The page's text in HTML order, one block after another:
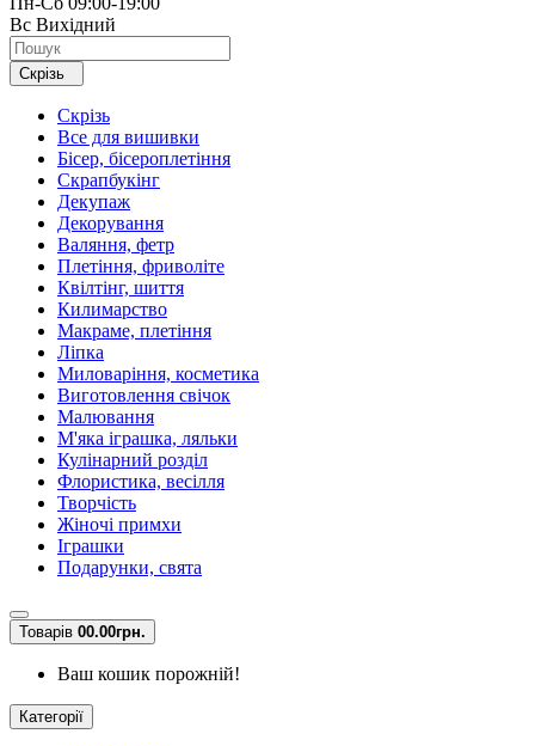
Вс Вихідний
Скрізь
Скрізь
Все для вишивки
Бісер, бісероплетіння
Скрапбукінг
Декупаж
Декорування
Валяння, фетр
Плетіння, фриволіте
Квілтінг, шиття
Килимарство
Макраме, плетіння
Ліпка
Миловаріння, косметика
Виготовлення свічок
Малювання
М'яка іграшка, ляльки
Кулінарний розділ
Флористика, весілля
Творчість
Жіночі примхи
Іграшки
Подарунки, свята
Товарів 00.00грн.
Ваш кошик порожній!
Категорії